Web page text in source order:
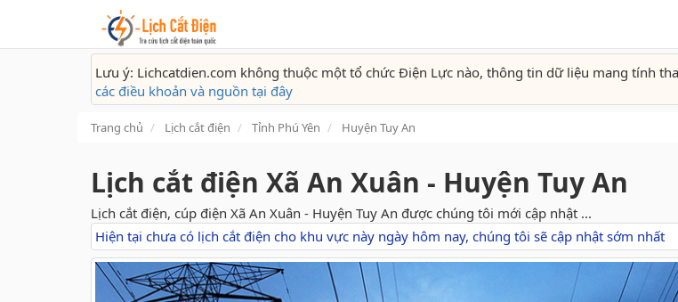
Lưu ý: Lichcatdien.com không thuộc một tổ chức Điện Lực nào, thông tin dữ liệu mang tính
các điều khoản và nguồn tại đây
Trang chủ Lịch cắt điện Tỉnh Phú Yên Huyện Tuy An
Lịch cắt điện Xã An Xuân - Huyện Tuy An
Lịch cắt điện, cúp điện Xã An Xuân - Huyện Tuy An được chúng tôi mới cập nhật ...
Hiện tại chưa có lịch cắt điện cho khu vực này ngày hôm nay, chúng tôi sẽ cập nhật sớm nhất